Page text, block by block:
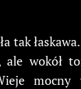
tak
ale wokół
mocny